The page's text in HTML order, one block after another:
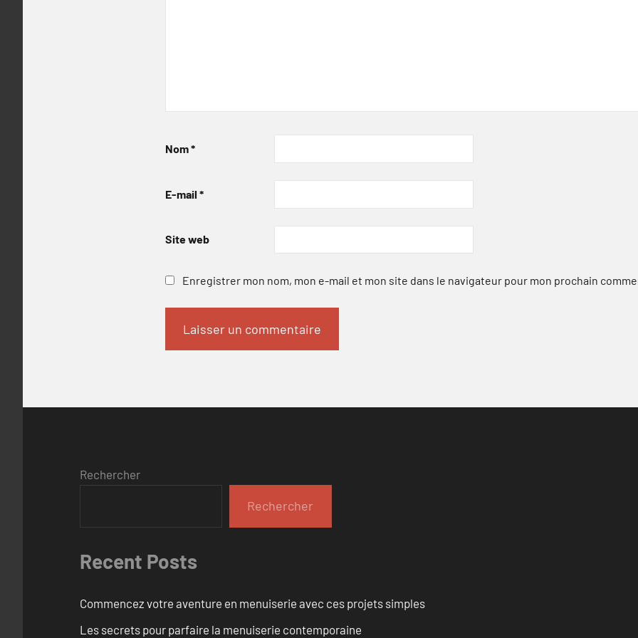
Nom*
E-mail *
Site web
Enregistrer mon nom, mon e-mail et mon site dans le navigateur pour mon prochain
Rechercher
Rechercher
Recent Posts
Commencez votre aventure en menuiserie avec ces projets simples
Les secrets pour parfaire la menuiserie contemporaine